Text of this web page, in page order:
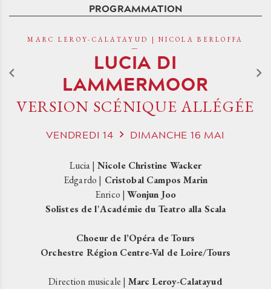
PROGRAMMATION
MARC LEROY-CALATAYUD | NICOLA BERLOFFA
LUCIA DI
LAMMERMOOR
VERSION SCÉNIQUE ALLÉGÉE
VENDREDI14 DIMANCHE 16 MAI
Lucia | Nicole Christine Wacker
Edgardo | Cristobal Campos Marin
Enrico |Wonjun Joo
Solistes de l'Académie du Teatro alla Scala
Choeur de l’Opéra de Tours
Orchestre Région Centre-Val de Loire/Tours
Direction musicale | Marc Leroy-Calatayud